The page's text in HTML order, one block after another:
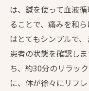
は、鍼を使って血液
ることで、痛みを和
はとてもシンプルで
患者の状態を確認し
ち、約30分のリラッ
に、体が徐々にリフ